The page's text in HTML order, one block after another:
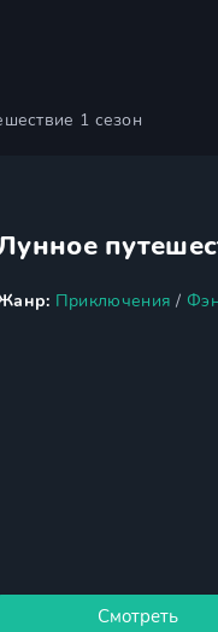
1 сезон
Приключения /
Смотреть